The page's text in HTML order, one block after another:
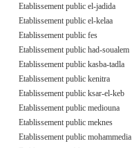
Etablissement public el-jadida
Etablissement public el-kelaa
Etablissement public fes
Etablissement public had-soualem
Etablissement public kasba-tadla
Etablissement public kenitra
Etablissement public ksar-el-keb
Etablissement public mediouna
Etablissement public meknes
Etablissement public mohammedia